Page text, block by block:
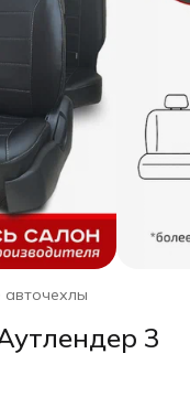
3